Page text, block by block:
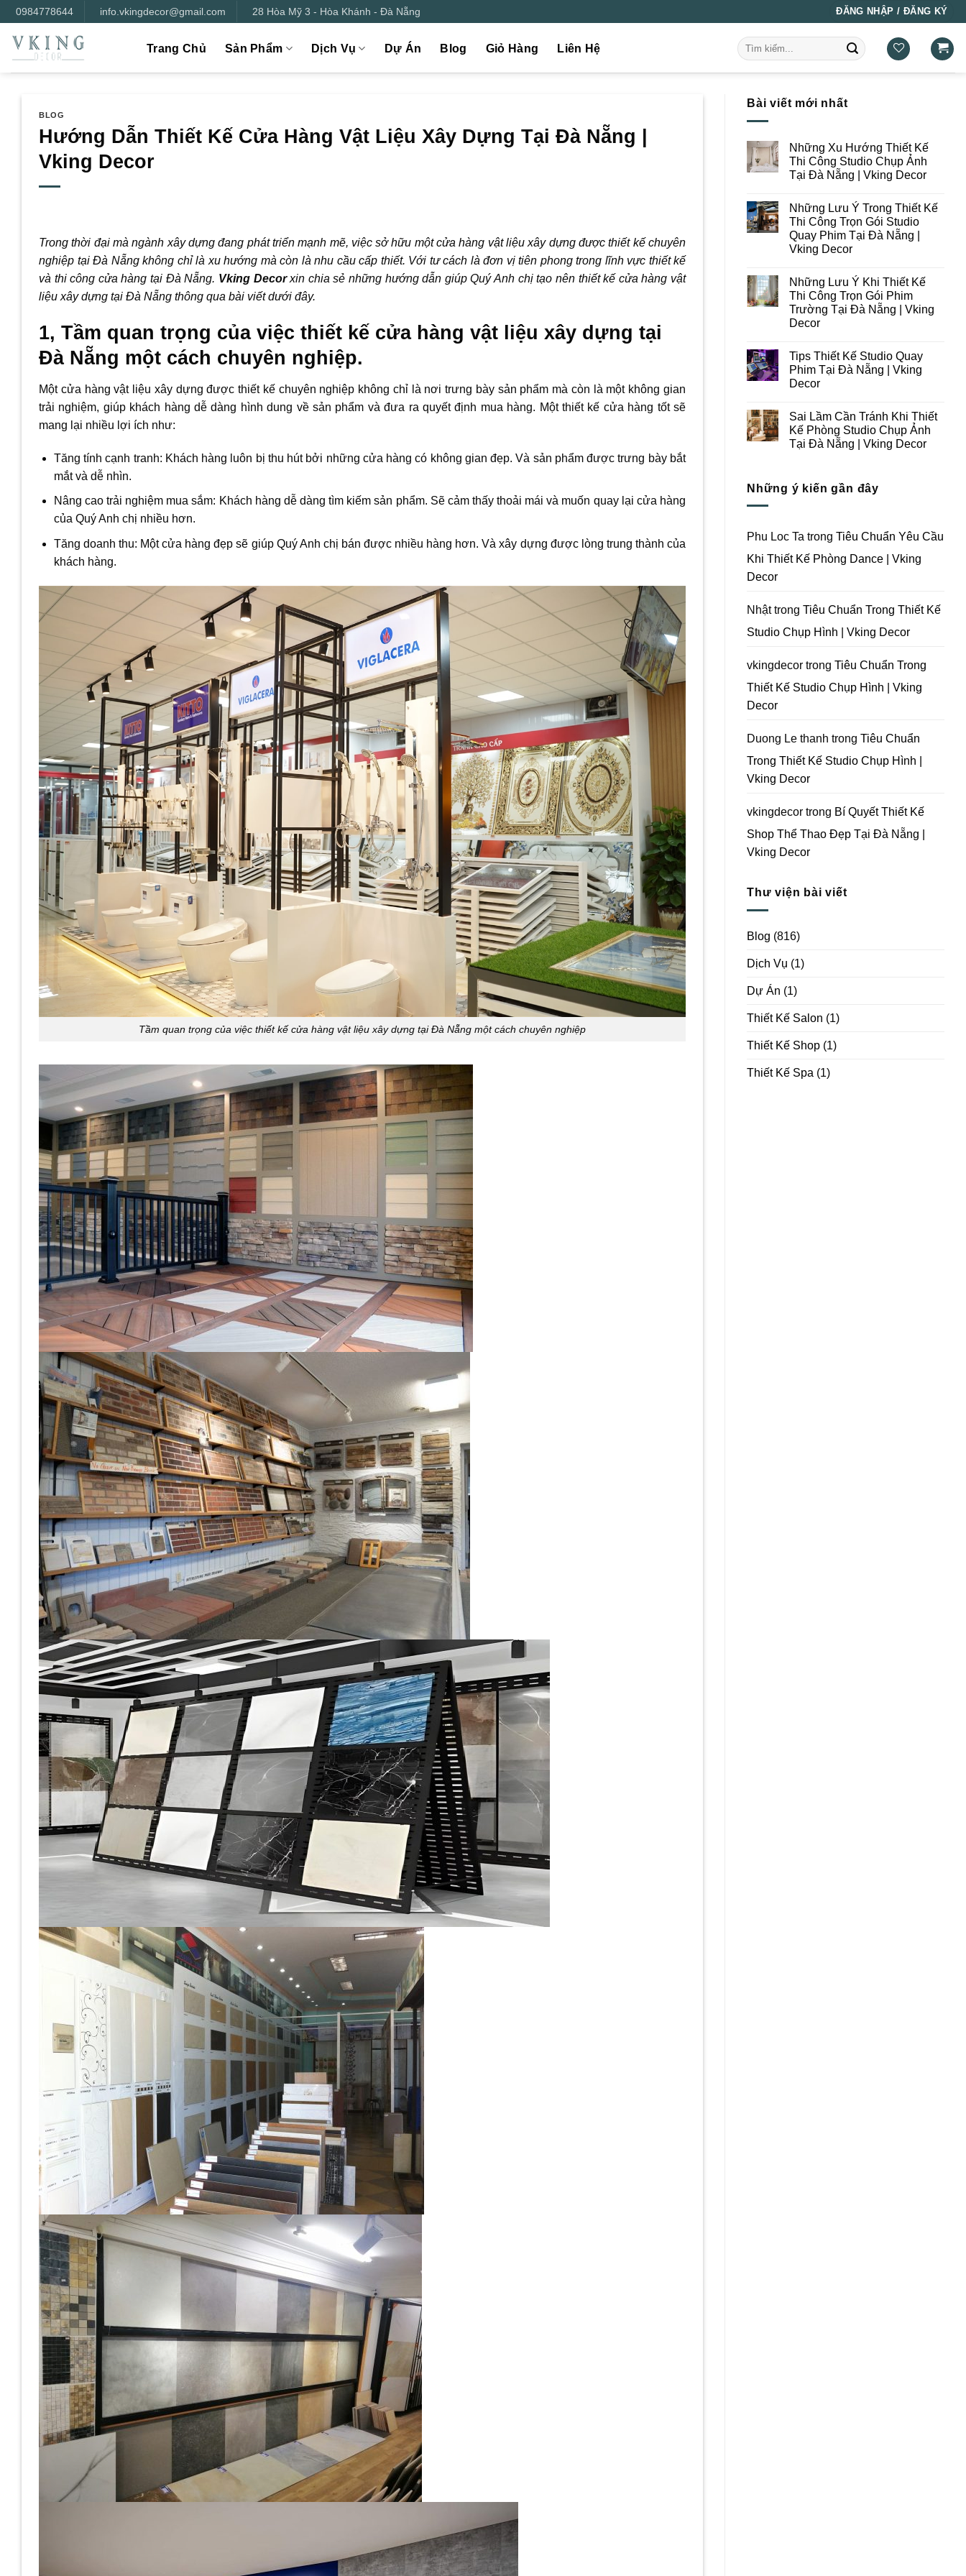
qua
nội
dung
0984778644 info.vkingdecor@gmail.com 28 Hòa Mỹ 3 - Hòa Khánh - Đà Nẵng ĐĂNG NHẬP / ĐĂNG KÝ
Trang Chủ Sản Phẩm Dịch Vụ Dự Án Blog Giỏ Hàng Liên Hệ
Tìm
kiếm:
BLOG
Hướng Dẫn Thiết Kế Cửa Hàng Vật Liệu Xây Dựng Tại Đà Nẵng |
Vking Decor
Trong thời đại mà ngành xây dựng đang phát triển mạnh mẽ, việc sở hữu một cửa hàng vật liệu xây dựng được thiết kế chuyên
nghiệp tại Đà Nẵng không chỉ là xu hướng mà còn là nhu cầu cấp thiết. Với tư cách là đơn vị tiên phong trong lĩnh vực thiết kế
và thi công cửa hàng tại Đà Nẵng. Vking Decorxin chia sẻ những hướng dẫn giúp Quý Anh chị tạo nên thiết kế cửa hàng vật
liệu xây dựng tại Đà Nẵng thông qua bài viết dưới đây.
1, Tầm quan trọng của việc thiết kế cửa hàng vật liệu xây dựng tại
Đà Nẵng một cách chuyên nghiệp.
Một cửa hàng vật liệu xây dựng được thiết kế chuyên nghiệp không chỉ là nơi trưng bày sản phẩm mà còn là một không gian
trải nghiệm, giúp khách hàng dễ dàng hình dung về sản phẩm và đưa ra quyết định mua hàng. Một thiết kế cửa hàng tốt sẽ
mang lại nhiều lợi ích như:
Tăng tính cạnh tranh: Khách hàng luôn bị thu hút bởi những cửa hàng có không gian đẹp. Và sản phẩm được trưng bày bắt
mắt và dễ nhìn.
Nâng cao trải nghiệm mua sắm: Khách hàng dễ dàng tìm kiếm sản phẩm. Sẽ cảm thấy thoải mái và muốn quay lại cửa hàng
của Quý Anh chị nhiều hơn.
Tăng doanh thu: Một cửa hàng đẹp sẽ giúp Quý Anh chị bán được nhiều hàng hơn. Và xây dựng được lòng trung thành của
khách hàng.
Tầm quan trọng của việc thiết kế cửa hàng vật liệu xây dựng tại Đà Nẵng một cách chuyên nghiệp
Bài viết mới nhất
Những Xu Hướng Thiết Kế
Thi Công Studio Chụp Ảnh
Tại Đà Nẵng | Vking Decor
bình
luận
ở
Những
Xu
Hướng
Thi
Công
Studio
Chụp
Ảnh
Tại
Vking
Decor
Những Lưu Ý Trong Thiết Kế
Thi Công Trọn Gói Studio
Quay Phim Tại Đà Nẵng |
Vking Decor
bình
luận
ở
Những
Lưu
Ý
Kế
Thi
Công
Trọn
Quay
Phim
Tại
Đà
Nẵng
Những Lưu Ý Khi Thiết Kế
Thi Công Trọn Gói Phim
Trường Tại Đà Nẵng | Vking
Decor
bình
luận
ở
Những
Khi
Thiết
Kế
Thi
Công
Trường
Tại
Vking
Decor
Tips Thiết Kế Studio Quay
Phim Tại Đà Nẵng | Vking
Decor
bình
luận
ở
Tips
Quay
Phim
Vking
Sai Lầm Cần Tránh Khi Thiết
Kế Phòng Studio Chụp Ảnh
Tại Đà Nẵng | Vking Decor
luận
ở
Tránh
Khi
Kế
Tại
Đà
Nẵng
|
Những ý kiến gần đây
Phu Loc Ta trong Tiêu Chuẩn Yêu Cầu
Khi Thiết Kế Phòng Dance | Vking
Decor
Nhậttrong Tiêu Chuẩn Trong Thiết Kế
Studio Chụp Hình | Vking Decor
vkingdecor trong Tiêu Chuẩn Trong
Thiết Kế Studio Chụp Hình | Vking
Decor
Duong Le thanh trong Tiêu Chuẩn
Trong Thiết Kế Studio Chụp Hình |
Vking Decor
vkingdecor trong Bí Quyết Thiết Kế
Shop Thể Thao Đẹp Tại Đà Nẵng |
Vking Decor
Thư viện bài viết
Blog (816)
Dịch Vụ (1)
Dự Án (1)
Thiết Kế Salon (1)
Thiết Kế Shop (1)
Thiết Kế Spa (1)